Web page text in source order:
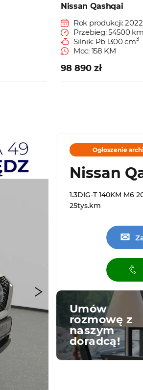
Nissan Qashqai
Rok produkcji: 2022
Przebieg: 54500 km
Silnik: Pb 1300 cm3
Moc: 158 KM
98 890 zł
Ogłoszenie
Nissan
1.3DIG-T 140KM M6
25tys.km
✉
Umów
rozmowę z
naszym
doradcą!